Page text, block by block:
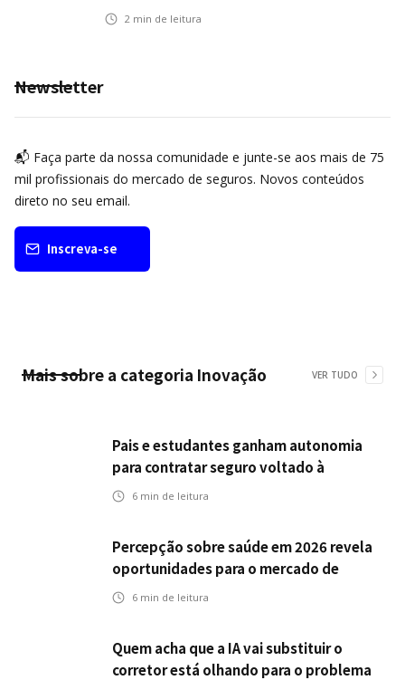
transportes
2 min de leitura
Newsletter
📬 Faça parte da nossa comunidade e junte-se aos mais de 75
mil profissionais do mercado de seguros. Novos conteúdos
direto no seu email.
Inscreva-se
Mais sobre a categoria Inovação VER TUDO
Pais e estudantes ganham autonomia
para contratar seguro voltado à
continuidade dos estudos
6 min de leitura
Percepção sobre saúde em 2026 revela
oportunidades para o mercado de
seguros ampliar cobertura e prevenção
6 min de leitura
Quem acha que a IA vai substituir o
corretor está olhando para o problema